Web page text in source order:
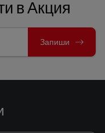
в Акция
Запиши